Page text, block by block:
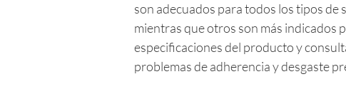
son adecuados para todos los tipos
mientras que otros son más indicados
especificaciones del producto y
problemas de adherencia y desgaste